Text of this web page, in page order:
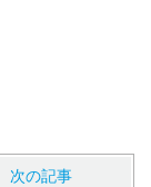
次の記事